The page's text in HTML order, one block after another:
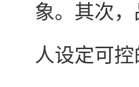
象。其次
人设定可